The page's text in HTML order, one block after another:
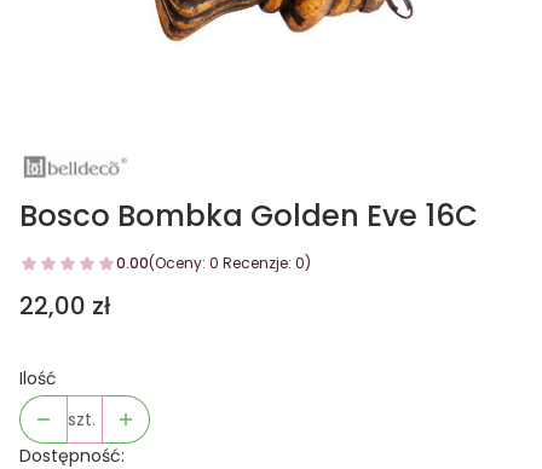
Bosco Bombka Golden Eve 16C
0.00(Oceny: 0 Recenzje: 0)
Cena
22,00 zł
Ilość
szt.
Dostępność: